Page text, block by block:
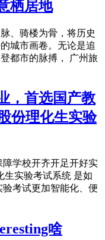
栖居地
、骑楼为骨，将历史
城市画卷。无论是追
都市的脉搏， 广州旅
，首选国产教
份理化生实验
学校开齐开足开好实
实验考试系统 是如
考试更加智能化、便
啥